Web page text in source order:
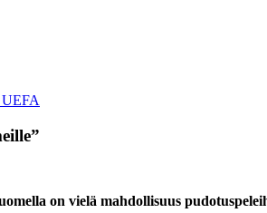
UEFA
on vielä mahdollisuus